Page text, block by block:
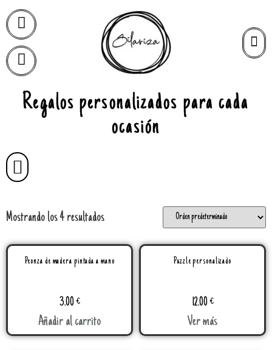
Regalos personalizados para cada
ocasión
Mostrando los 4 resultados
Peonza de madera pintada a mano
3.00€
Añadir al carrito
Puzzle personalizado
12.00€
Ver más